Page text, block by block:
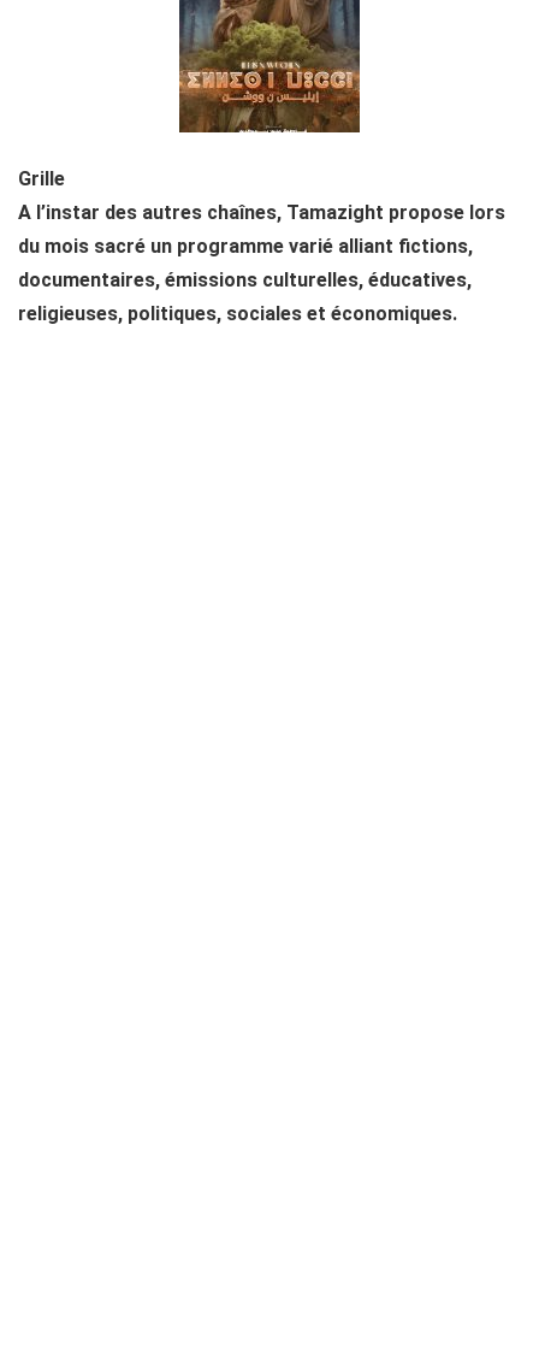
Grille
A l’instar des autres chaînes, Tamazight propose lors
du mois sacré un programme varié alliant fictions,
documentaires, émissions culturelles, éducatives,
religieuses, politiques, sociales et économiques.